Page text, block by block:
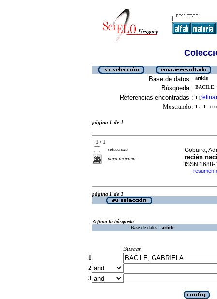
Base de datos : article
Búsqueda : BACILE,
Referencias encontradas : 1 [refinar
Mostrando: 1 .. 1 en
página 1 de 1
1 / 1
selecciona
para imprimir
Gobaira,
recién
ISSN 1688-
· resumen
página 1 de 1
Refinar la búsqueda
Base de datos : article
Buscar
1
2
3